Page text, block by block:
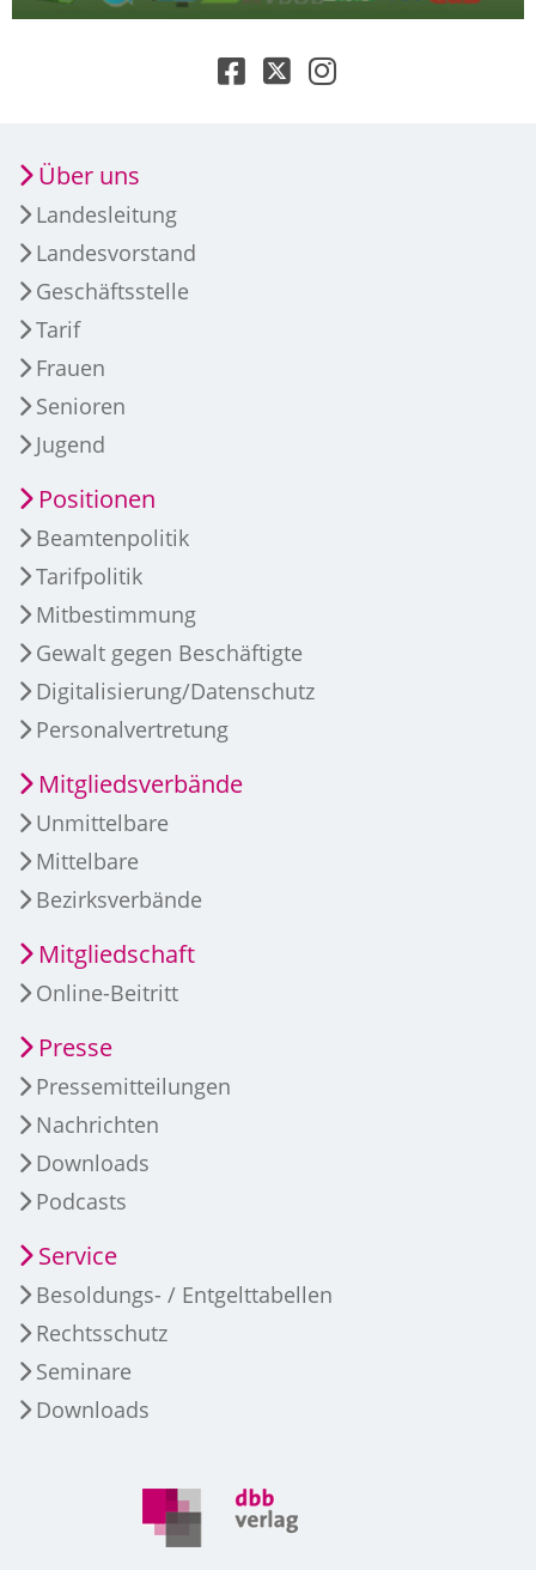
Über uns
Landesleitung
Landesvorstand
Geschäftsstelle
Tarif
Frauen
Senioren
Jugend
Positionen
Beamtenpolitik
Tarifpolitik
Mitbestimmung
Gewalt gegen Beschäftigte
Digitalisierung/Datenschutz
Personalvertretung
Mitgliedsverbände
Unmittelbare
Mittelbare
Bezirksverbände
Mitgliedschaft
Online-Beitritt
Presse
Pressemitteilungen
Nachrichten
Downloads
Podcasts
Service
Besoldungs- / Entgelttabellen
Rechtsschutz
Seminare
Downloads